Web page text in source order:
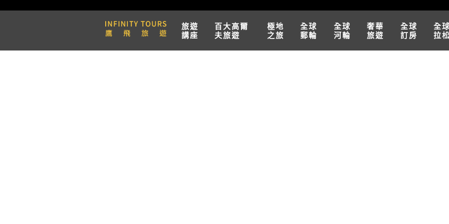
旅遊
講座
百大高爾
夫旅遊
極地
之旅
全球
郵輪
全球
河輪
奢華
旅遊
全球
訂房
全
拉